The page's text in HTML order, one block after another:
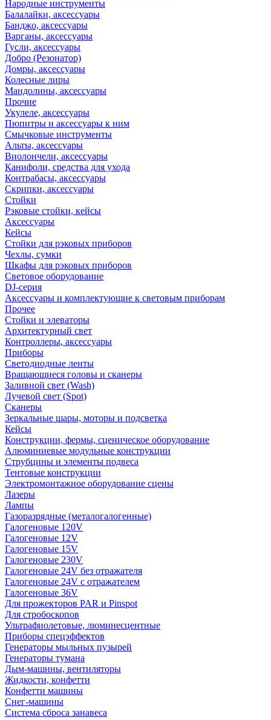
Народные инструменты
Балалайки, аксессуары
Банджо, аксессуары
Варганы, аксессуары
Гусли, аксессуары
Добро (Резонатор)
Домры, аксессуары
Колесные лиры
Мандолины, аксессуары
Прочие
Укулеле, аксессуары
Пюпитры и аксессуары к ним
Смычковые инструменты
Альты, аксессуары
Виолончели, аксессуары
Канифоли, средства для ухода
Контрабасы, аксессуары
Скрипки, аксессуары
Стойки
Рэковые стойки, кейсы
Аксессуары
Кейсы
Стойки для рэковых приборов
Чехлы, сумки
Шкафы для рэковых приборов
Световое оборудование
DJ-серия
Аксессуары и комплектующие к световым приборам
Прочее
Стойки и элеваторы
Архитектурный свет
Контроллеры, аксессуары
Приборы
Светодиодные ленты
Вращающиеся головы и сканеры
Заливной свет (Wash)
Лучевой свет (Spot)
Сканеры
Зеркальные шары, моторы и подсветка
Кейсы
Конструкции, фермы, сценическое оборудование
Алюминиевые модульные конструкции
Струбцины и элементы подвеса
Тентовые конструкции
Электромонтажное оборудование сцены
Лазеры
Лампы
Газоразрядные (металогалогенные)
Галогеновые 120V
Галогеновые 12V
Галогеновые 15V
Галогеновые 230V
Галогеновые 24V без отражателя
Галогеновые 24V с отражателем
Галогеновые 36V
Для прожекторов PAR и Pinspot
Для стробоскопов
Ультрафиолетовые, люминесцентные
Приборы спецэффектов
Генераторы мыльных пузырей
Генераторы тумана
Дым-машины, вентиляторы
Жидкости, конфетти
Конфетти машины
Снег-машины
Система сброса занавеса